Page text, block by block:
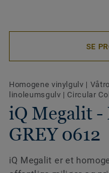
SE
Homogene vinylgulv |
linoleumsgulv | Circular
iQ Megalit -
GREY 0612
iQ Megalit er et